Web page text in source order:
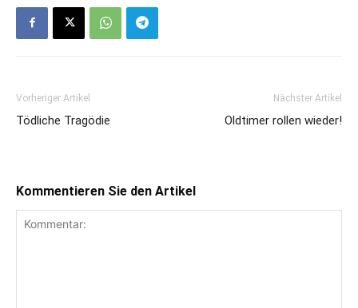
Vorheriger Artikel
Tödliche Tragödie
Nächster Artikel
Oldtimer rollen wieder!
Kommentieren Sie den Artikel